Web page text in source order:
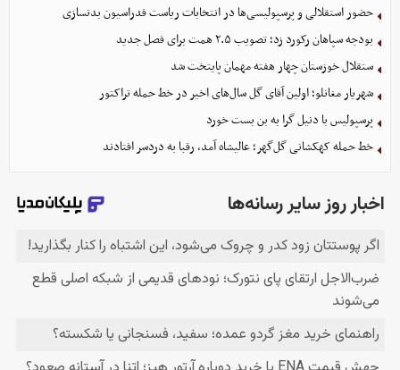
حضور استقلالی و پرسپولیسی‌ها در انتخابات ریاست فدراسیون بدنسازی
بودجه سپاهان رکورد زد؛ تصویب ۲.۵ همت برای فصل جدید
ستقلال خوزستان چهار هفته مهمان پایتخت شد
شهریار مغانلو؛ اولین آقای گل سال‌های اخیر در خط حمله تراکتور
پرسپولیس با دنیل گرا به بن بست خورد
خط حمله کهکشانی گل‌گهر؛ عالیشاه آمد، رقبا به دردسر افتادند